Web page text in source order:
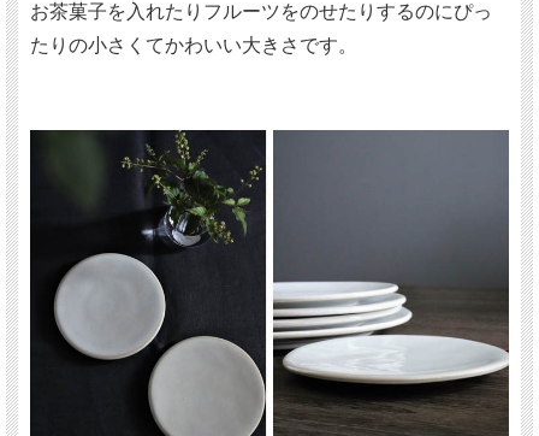
お茶菓子を入れたりフルーツをのせたりするのにぴっ
たりの小さくてかわいい大きさです。